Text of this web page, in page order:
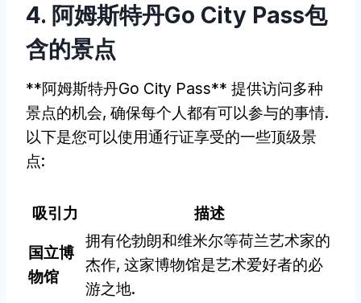
4. 阿姆斯特丹Go City Pass包
含的景点
**阿姆斯特丹Go City Pass** 提供访问多种
景点的机会, 确保每个人都有可以参与的事情.
以下是您可以使用通行证享受的一些顶级景
点:
吸引力 描述
国立博
物馆
拥有伦勃朗和维米尔等荷兰艺术家的
杰作, 这家博物馆是艺术爱好者的必
游之地.